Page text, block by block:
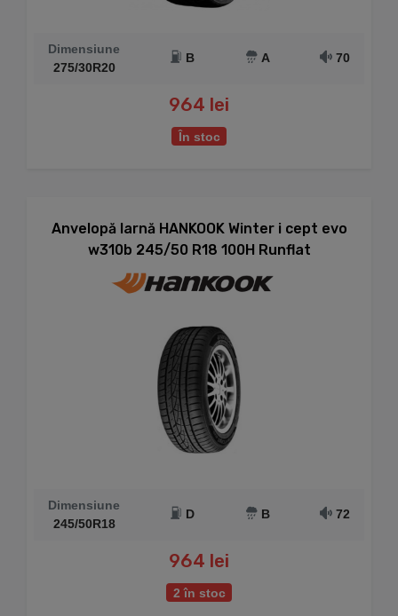
Dimensiune
275/30R20
B A 70
964 lei
În stoc
Anvelopă Iarnă HANKOOK Winter i cept evo
w310b 245/50 R18 100H Runflat
Dimensiune
245/50R18
D B 72
964 lei
2 în stoc